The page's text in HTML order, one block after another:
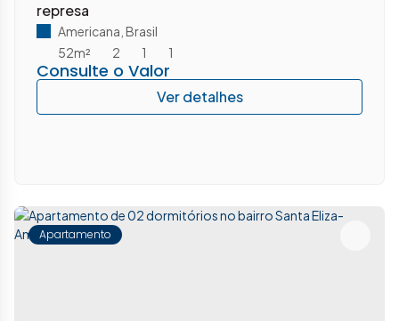
represa
Consulte o Valor
Americana Brasil
2
1
52m² 1
Apartamento